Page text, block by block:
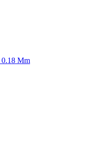
0.18 Mm